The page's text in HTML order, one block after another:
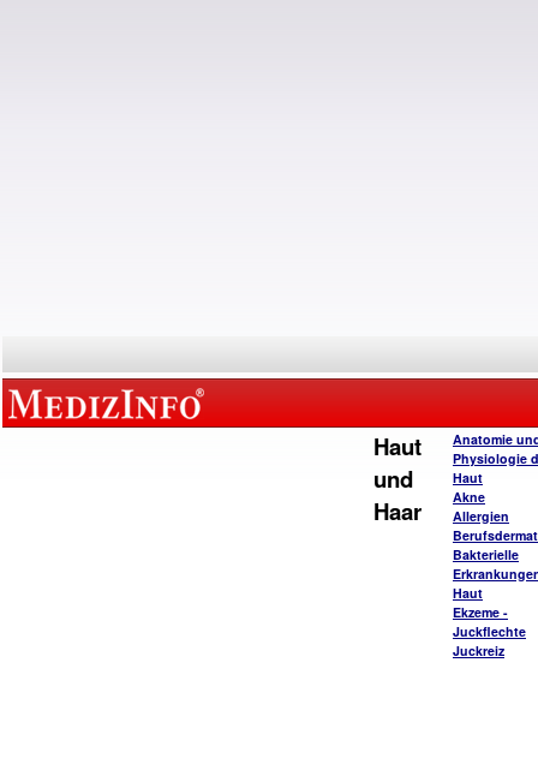
Haut
und
Haar
Anatomie
Physiologie
Haut
Akne
Allergien
Bakterielle
Haut
Ekzeme -
Juckflechte
Juckreiz